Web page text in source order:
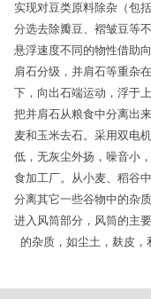
实现对豆类原料除杂（包
分选去除瓣豆、褶皱豆等
悬浮速度不同的物性借助
肩石分级，并肩石等重杂
下，向出石端运动，浮于
把并肩石从粮食中分离出
麦和玉米去石。采用双电
低，无灰尘外扬，噪音小
食加工厂。从小麦、稻谷
分离其它一些谷物中的杂
进入风筒部分，风筒的主
的杂质，如尘土，麸皮，